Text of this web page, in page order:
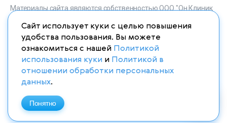
Материалы сайта являются собственностью ООО "Он Клиник
onclinic-ryazan.ru запрещено в соответствии со статьей 1259
ГК. РФ.
ИМЕЮТСЯ ПРОТИВОПОКАЗАНИЯ. НЕОБХОДИМО
ПРОКОНСУЛЬТИРОВАТЬСЯ СО СПЕЦИАЛИСТОМ
Сайт использует куки с целью повышения
удобства пользования. Вы можете
ознакомиться с нашей Политикой
использования куки и Политикой в
отношении обработки персональных
данных.
Понятно